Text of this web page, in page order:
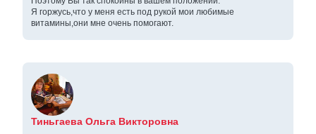
Я горжусь,что у меня есть под рукой мои любимые
витамины,они мне очень помогают.
Тиньгаева Ольга Викторовна